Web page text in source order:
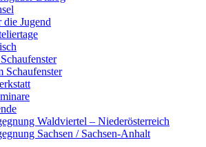
Jugend
Schaufenster
Waldviertel – Niederösterreich
Sachsen / Sachsen-Anhalt